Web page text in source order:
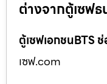
ต่างจากตู้เซฟธ
ตู้เซฟเอกชนBTS
เซฟ.com